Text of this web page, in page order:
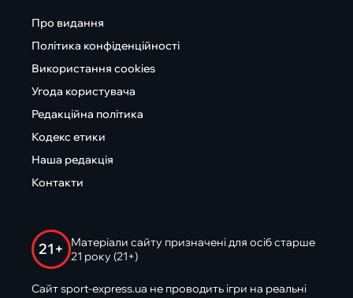
Про видання
Політика конфіденційності
Використання cookies
Угода користувача
Редакційна політика
Кодекс етики
Наша редакція
Контакти
21+
Матеріали сайту призначені для осіб старше
21 року (21+)
Сайт sport-express.ua не проводить ігри на реальні